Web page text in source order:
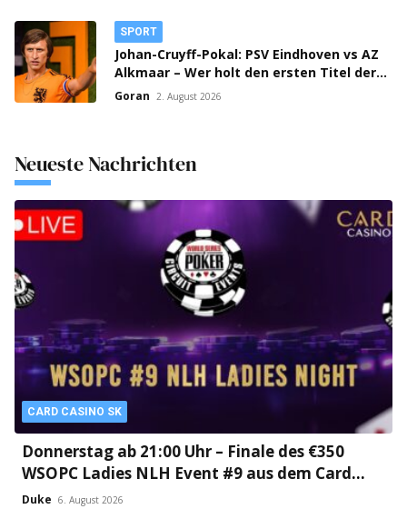
SPORT
Johan-Cruyff-Pokal: PSV Eindhoven vs AZ
Alkmaar – Wer holt den ersten Titel der
Saison?
Goran 2. August 2026
Neueste Nachrichten
CARD CASINO SK
Donnerstag ab 21:00 Uhr – Finale des €350
WSOPC Ladies NLH Event #9 aus dem Card
Casino SK!
Duke 6. August 2026